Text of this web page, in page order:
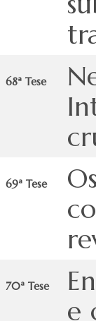
68ª Tese
69ª Tese
70ª Tese
e